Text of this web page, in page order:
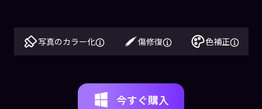
写真のカラー化 傷修復 色補正
今すぐ購入